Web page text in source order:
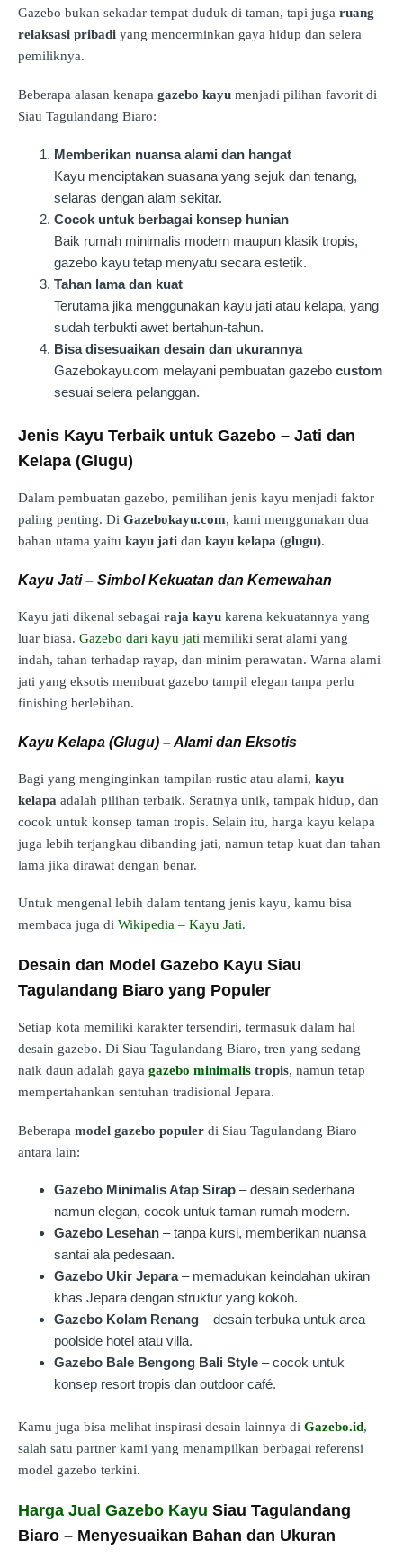
Gazebo bukan sekadar tempat duduk di taman, tapi juga ruang
relaksasi pribadi yang mencerminkan gaya hidup dan selera
pemiliknya.
Beberapa alasan kenapa gazebo kayu menjadi pilihan favorit di
Siau Tagulandang Biaro:
Memberikan nuansa alami dan hangat
Kayu menciptakan suasana yang sejuk dan tenang,
selaras dengan alam sekitar.
Cocok untuk berbagai konsep hunian
Baik rumah minimalis modern maupun klasik tropis,
gazebo kayu tetap menyatu secara estetik.
Tahan lama dan kuat
Terutama jika menggunakan kayu jati atau kelapa, yang
sudah terbukti awet bertahun-tahun.
Bisa disesuaikan desain dan ukurannya
Gazebokayu.com melayani pembuatan gazebo custom
sesuai selera pelanggan.
Jenis Kayu Terbaik untuk Gazebo – Jati dan
Kelapa (Glugu)
Dalam pembuatan gazebo, pemilihan jenis kayu menjadi faktor
paling penting. Di Gazebokayu.com, kami menggunakan dua
bahan utama yaitu kayu jati dan kayu kelapa (glugu).
Kayu Jati – Simbol Kekuatan dan Kemewahan
Kayu jati dikenal sebagai raja kayu karena kekuatannya yang
luar biasa. Gazebo dari kayu jati memiliki serat alami yang
indah, tahan terhadap rayap, dan minim perawatan. Warna alami
jati yang eksotis membuat gazebo tampil elegan tanpa perlu
finishing berlebihan.
Kayu Kelapa (Glugu) – Alami dan Eksotis
Bagi yang menginginkan tampilan rustic atau alami, kayu
kelapa adalah pilihan terbaik. Seratnya unik, tampak hidup, dan
cocok untuk konsep taman tropis. Selain itu, harga kayu kelapa
juga lebih terjangkau dibanding jati, namun tetap kuat dan tahan
lama jika dirawat dengan benar.
Untuk mengenal lebih dalam tentang jenis kayu, kamu bisa
membaca juga di Wikipedia – Kayu Jati.
Desain dan Model Gazebo Kayu Siau
Tagulandang Biaro yang Populer
Setiap kota memiliki karakter tersendiri, termasuk dalam hal
desain gazebo. Di Siau Tagulandang Biaro, tren yang sedang
naik daun adalah gaya gazebo minimalis tropis, namun tetap
mempertahankan sentuhan tradisional Jepara.
Beberapa model gazebo populer di Siau Tagulandang Biaro
antara lain:
Gazebo Minimalis Atap Sirap – desain sederhana
namun elegan, cocok untuk taman rumah modern.
Gazebo Lesehan – tanpa kursi, memberikan nuansa
santai ala pedesaan.
Gazebo Ukir Jepara– memadukan keindahan ukiran
khas Jepara dengan struktur yang kokoh.
Gazebo Kolam Renang – desain terbuka untuk area
poolside hotel atau villa.
Gazebo Bale Bengong Bali Style – cocok untuk
konsep resort tropis dan outdoor café.
Kamu juga bisa melihat inspirasi desain lainnya di Gazebo.id,
salah satu partner kami yang menampilkan berbagai referensi
model gazebo terkini.
Harga Jual Gazebo Kayu Siau Tagulandang
Biaro – Menyesuaikan Bahan dan Ukuran